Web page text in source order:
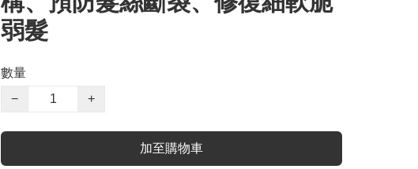
弱髮
數量
−
+
加至購物車